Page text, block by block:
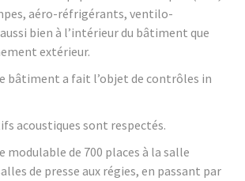
aéro-réfrigérants, ventilo-
bien à l’intérieur du bâtiment que
extérieur.
bâtiment a fait l’objet de contrôles in
acoustiques sont respectés.
modulable de 700 places à la salle
de presse aux régies, en passant par